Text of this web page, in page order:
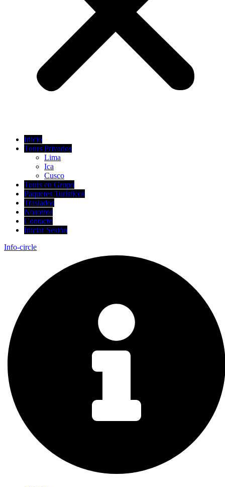
Inicio
Tours Privados
Lima
Ica
Cusco
Tours en Grupo
Paquetes Turísticos
Traslados
Nosotros
Contacto
Iniciar Sesión
Info-circle